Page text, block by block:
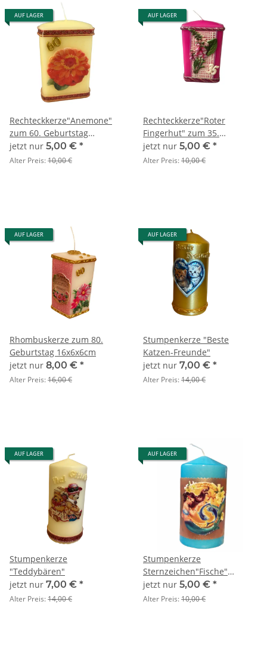
AUF LAGER
Rechteckkerze"Anemone"
zum 60. Geburtstag
SONDERANGEBOT
jetzt nur 5,00 € *
Alter Preis:10,00 €
AUF LAGER
Rechteckkerze"Roter
Fingerhut" zum 35.
Geburtstag
SONDERANGEBOT
jetzt nur 5,00 € *
Alter Preis:10,00 €
AUF LAGER
Rhombuskerze zum 80.
Geburtstag 16x6x6cm
jetzt nur 8,00 € *
Alter Preis:16,00 €
AUF LAGER
Stumpenkerze "Beste
Katzen-Freunde"
jetzt nur 7,00 € *
Alter Preis:14,00 €
AUF LAGER
Stumpenkerze
"Teddybären"
jetzt nur 7,00 € *
Alter Preis:14,00 €
AUF LAGER
Stumpenkerze
Sternzeichen"Fische"
SONDERANGEBOT
jetzt nur 5,00 € *
Alter Preis:10,00 €